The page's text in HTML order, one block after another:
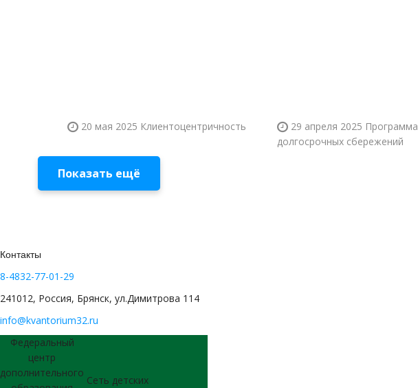
20 мая 2025 Клиентоцентричность 29 апреля 2025 Программа
долгосрочных сбережений
Показать ещё
Контакты
8-4832-77-01-29
241012, Россия, Брянск, ул.Димитрова 114
info@kvantorium32.ru
Федеральный
центр
дополнительного
Сеть детских